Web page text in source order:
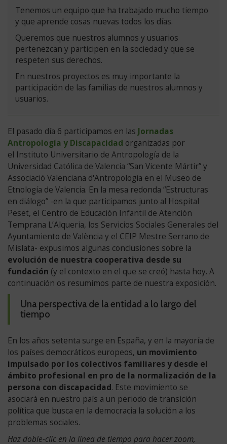
Tenemos un equipo que ha trabajado mucho tiempo
y que aprende cosas nuevas todos los días.
Queremos que nuestros alumnos y usuarios
pertenezcan y participen en la sociedad y que se
respeten sus derechos.
En nuestros proyectos es muy importante la
participación de las familias de nuestros alumnos y
usuarios.
Versión
completa
El pasado día 6 participamos en las Jornadas
Antropología y Discapacidad organizadas por
el Instituto Universitario de Antropología de la
Universidad Católica de Valencia “San Vicente Mártir” y
Associació Valenciana d'Antropologia en el Museo de
Etnología de Valencia. En la mesa redonda “Estructuras
en diálogo” -en la que participamos junto al Hospital
Peset, el Centro de Educación Infantil de Atención
Temprana L’Alqueria, los Servicios Sociales Generales del
Ayuntamiento de València y el CEIP Mestre Serrano de
Mislata- expusimos algunas conclusiones sobre la
evolución de nuestra cooperativa desde su
fundación (y el contexto en el que se creó) hasta hoy. A
continuación os resumimos parte de nuestra exposición.
Una perspectiva de la entidad a lo largo del
tiempo
En los años setenta surge en España, y en la mayoría de
los países democráticos europeos, un movimiento
impulsado por los colectivos familiares y desde el
ámbito profesional en pro de la normalización de la
persona con discapacidad. Este movimiento se
asociará en nuestro país a un periodo de transición
política que busca en la democracia la solución a los
problemas sociales.
Haz doble-clic en la línea de tiempo para hacer zoom,